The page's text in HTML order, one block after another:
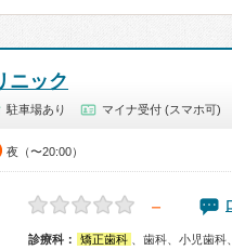
ニック
駐車場あり マイナ受付 (スマホ可)
夜（〜20:00）
－
診療科： 矯正歯科 、歯科、小児歯